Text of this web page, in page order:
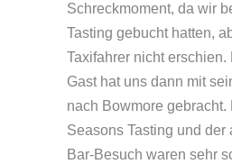
Schreckmoment, da wir
Tasting gebucht hatten,
Taxifahrer nicht erschien.
Gast hat uns dann mit
nach Bowmore gebracht.
Seasons Tasting und
Bar-Besuch waren sehr